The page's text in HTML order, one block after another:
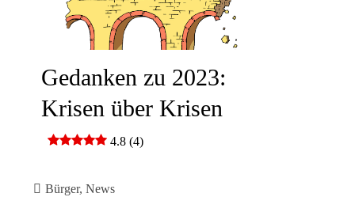
Gedanken zu 2023:
Krisen über Krisen
4.8 (4)
Bürger,News